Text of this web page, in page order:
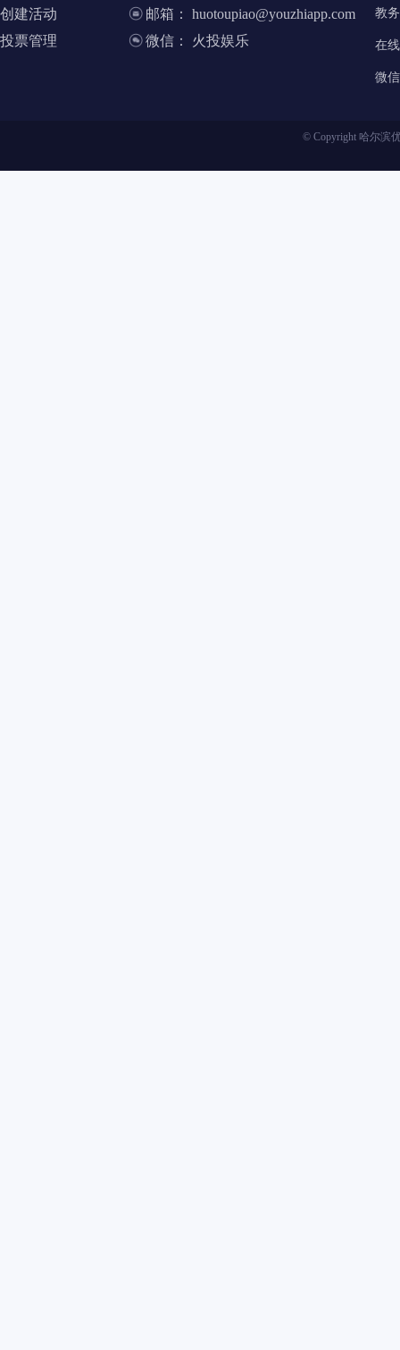
创建活动
投票管理
邮箱： huotoupiao@youzhiapp.com
微信： 火投娱乐
教
在
微
© Copyright 哈尔滨